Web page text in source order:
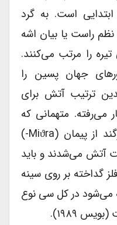
است. به گرد
راست یا بیان اشه
را مرتب می‌کنند.
جهان پسین را
۱۳۸۲:۱۹۶). بدین ترتیب آتش برای
می‌رفته. متهمانی که
دروغ می‌گفتند و یا نقض سوگند از پیمان (miϑra-)
آتش می‌شدند و باید
گداخته بر روی سینه
می‌شود در کل سی نوع
۱۹۸۹).